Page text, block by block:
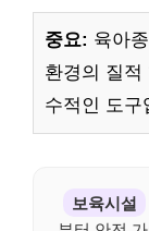
중요: 육아
환경의 질적
수적인 도구
보육시설